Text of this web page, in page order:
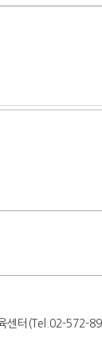
센터(Tel.02-572-